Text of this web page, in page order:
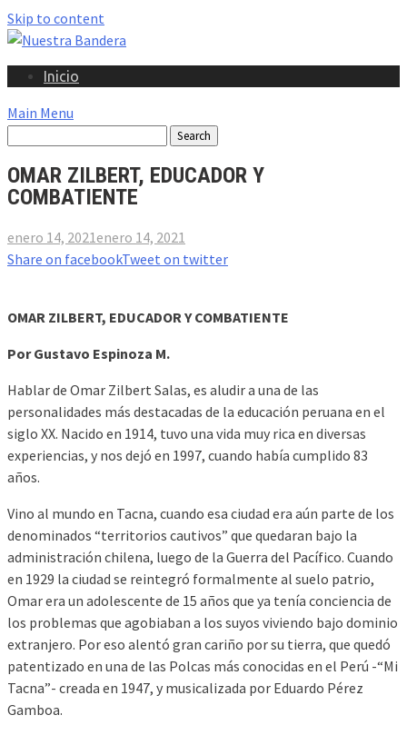
Skip to content
Inicio
Main Menu
OMAR ZILBERT, EDUCADOR Y
COMBATIENTE
enero 14, 2021 enero 14, 2021
Share on facebookTweet on twitter
OMAR ZILBERT, EDUCADOR Y COMBATIENTE
Por Gustavo Espinoza M.
Hablar de Omar Zilbert Salas, es aludir a una de las
personalidades más destacadas de la educación peruana en el
siglo XX. Nacido en 1914, tuvo una vida muy rica en diversas
experiencias, y nos dejó en 1997, cuando había cumplido 83
años.
Vino al mundo en Tacna, cuando esa ciudad era aún parte de los
denominados “territorios cautivos” que quedaran bajo la
administración chilena, luego de la Guerra del Pacífico. Cuando
en 1929 la ciudad se reintegró formalmente al suelo patrio,
Omar era un adolescente de 15 años que ya tenía conciencia de
los problemas que agobiaban a los suyos viviendo bajo dominio
extranjero. Por eso alentó gran cariño por su tierra, que quedó
patentizado en una de las Polcas más conocidas en el Perú -“Mi
Tacna”- creada en 1947, y musicalizada por Eduardo Pérez
Gamboa.